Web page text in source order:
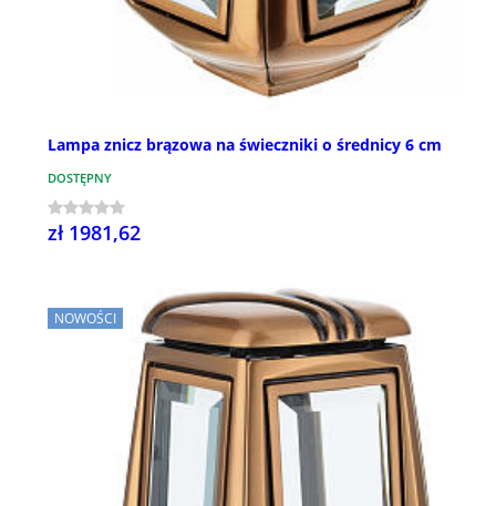
Lampa znicz brązowa na świeczniki o średnicy 6 cm
DOSTĘPNY
zł 1981,62
NOWOŚCI